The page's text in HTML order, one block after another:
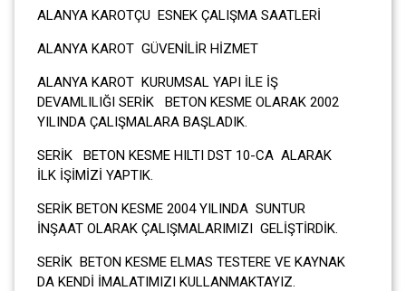
ALANYA KAROTÇU ESNEK ÇALIŞMA SAATLERİ
ALANYA KAROT GÜVENİLİR HİZMET
ALANYA KAROT KURUMSAL YAPI İLE İŞ
DEVAMLILIĞI SERİK BETON KESME OLARAK 2002
YILINDA ÇALIŞMALARA BAŞLADIK.
SERİK BETON KESME HILTI DST 10-CA ALARAK
İLK İŞİMİZİ YAPTIK.
SERİK BETON KESME 2004 YILINDA SUNTUR
İNŞAAT OLARAK ÇALIŞMALARIMIZI GELİŞTİRDİK.
SERİK BETON KESME ELMAS TESTERE VE KAYNAK
DA KENDİ İMALATIMIZI KULLANMAKTAYIZ.